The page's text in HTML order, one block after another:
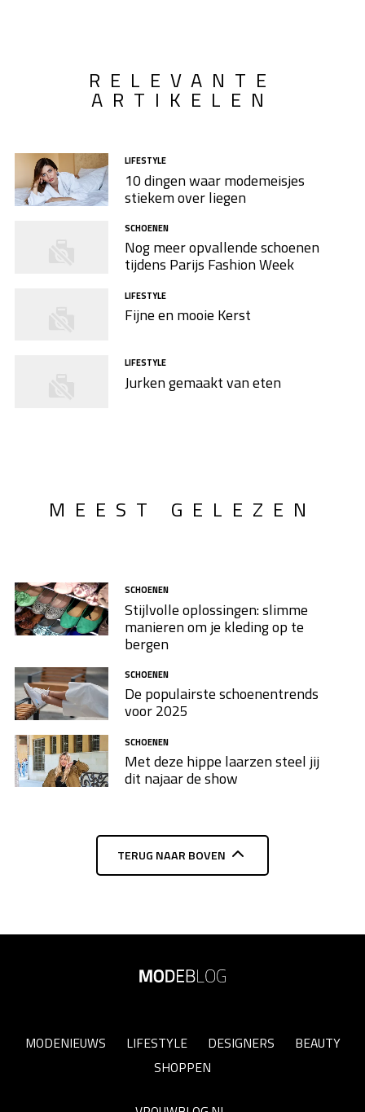
RELEVANTE
ARTIKELEN
LIFESTYLE
10 dingen waar modemeisjes
stiekem over liegen
SCHOENEN
Nog meer opvallende schoenen
tijdens Parijs Fashion Week
LIFESTYLE
Fijne en mooie Kerst
LIFESTYLE
Jurken gemaakt van eten
MEEST GELEZEN
SCHOENEN
Stijlvolle oplossingen: slimme
manieren om je kleding op te
bergen
SCHOENEN
De populairste schoenentrends
voor 2025
SCHOENEN
Met deze hippe laarzen steel jij
dit najaar de show
TERUG NAAR BOVEN
MODENIEUWS LIFESTYLE DESIGNERS
BEAUTY
SHOPPEN